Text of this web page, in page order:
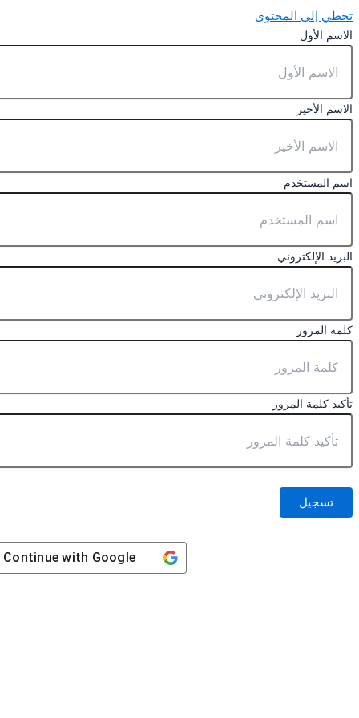
تخطي إلى المحتوى
الاسم الأول
الاسم الأخير
اسم المستخدم
البريد الإلكتروني
كلمة المرور
تأكيد كلمة المرور
تسجيل
Continue withGoogle